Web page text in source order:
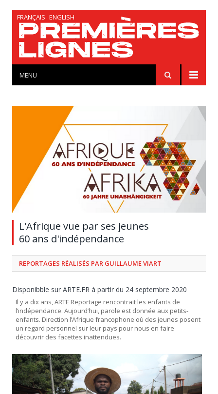
FRANÇAIS ENGLISH
MENU
L'Afrique vue par ses jeunes
60 ans d'indépendance
REPORTAGES RÉALISÉS PAR GUILLAUME VIART
Disponibble sur ARTE.FR à partir du 24 septembre 2020
Il y a dix ans, ARTE Reportage rencontrait les enfants de
l’indépendance. Aujourd’hui, parole est donnée aux petits-
enfants. Direction l’Afrique francophone où des jeunes posent
un regard personnel sur leur pays pour nous en faire
découvrir des facettes inattendues.